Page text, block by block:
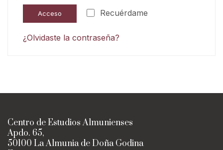
Acceso Recuérdame
¿Olvidaste la contraseña?
Centro de Estudios Almunienses
Apdo. 65,
50100 La Almunia de Doña Godina